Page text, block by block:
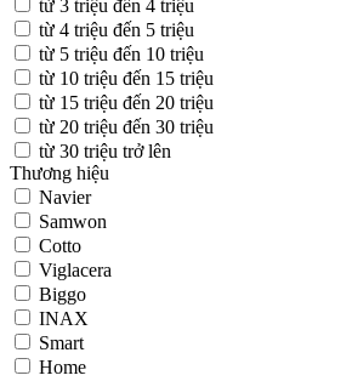
từ 3 triệu đến 4 triệu
từ 4 triệu đến 5 triệu
từ 5 triệu đến 10 triệu
từ 10 triệu đến 15 triệu
từ 15 triệu đến 20 triệu
từ 20 triệu đến 30 triệu
từ 30 triệu trở lên
Thương hiệu
Navier
Samwon
Cotto
Viglacera
Biggo
INAX
Smart
Home